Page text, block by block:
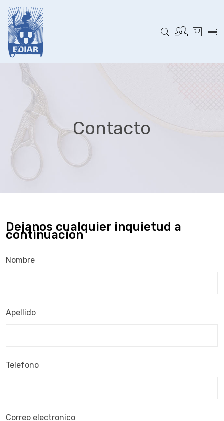
Contacto
Dejanos cualquier inquietud a
continuacíon
Nombre
Apellido
Telefono
Correo electronico